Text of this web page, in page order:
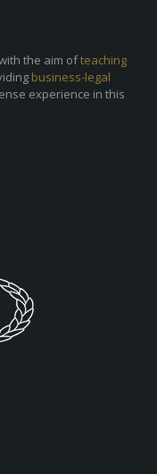
the aim ofteaching
business-legal
experience in this